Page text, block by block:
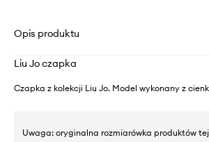
Opis produktu
Liu Jo czapka
Czapka z kolekcji Liu Jo. Model wykonany z
Uwaga: oryginalna rozmiarówka produktów